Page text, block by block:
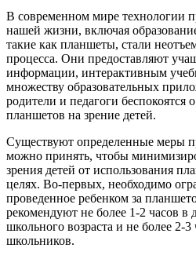
В современном мире технологии
нашей жизни, включая
такие как планшеты, стали
процесса. Они предоставляют
информации, интерактивным
множеству образовательных
родители и педагоги беспокоятся
планшетов на зрение детей.
Существуют определенные меры
можно принять, чтобы
зрения детей от использования
целях. Во-первых, необходимо
проведенное ребенком за
рекомендуют не более 1-2 часов в
школьного возраста и не более 2-
школьников.